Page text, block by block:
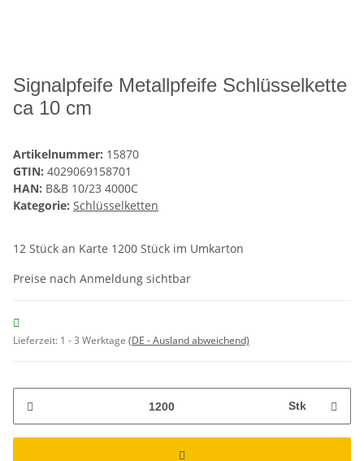
Signalpfeife Metallpfeife Schlüsselkette
ca 10 cm
Artikelnummer: 15870
GTIN: 4029069158701
HAN: B&B 10/23 4000C
Kategorie: Schlüsselketten
12 Stück an Karte 1200 Stück im Umkarton
Preise nach Anmeldung sichtbar
Lieferzeit: 1 - 3 Werktage (DE - Ausland abweichend)
Stk